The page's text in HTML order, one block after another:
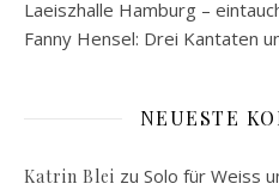
Laeiszhalle Hamburg –
Fanny Hensel: Drei Kantaten
NEUESTE
Katrin Blei zu Solo für Weiss